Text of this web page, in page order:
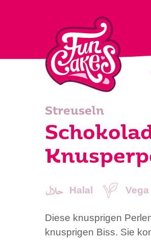
Streuseln
Halal Vega
Diese knusprigen
knusprigen Biss. Sie